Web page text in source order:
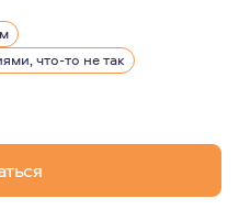
навыков
норм
а это означает, что
проблем,
что-то не так